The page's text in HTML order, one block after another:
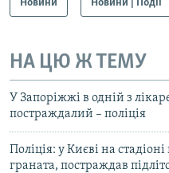
Новини Новини | Події
НА ЦЮ Ж ТЕМУ
У Запоріжжі в одній з
постраждалий – поліція
Поліція: у Києві на
граната, постраждав